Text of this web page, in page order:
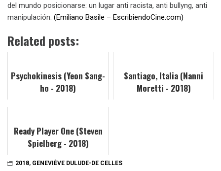
del mundo posicionarse: un lugar anti racista, anti bullyng, anti
manipulación. (Emiliano Basile – EscribiendoCine.com)
Related posts:
Psychokinesis (Yeon Sang-
ho - 2018)
Santiago, Italia (Nanni
Moretti - 2018)
Ready Player One (Steven
Spielberg - 2018)
2018, GENEVIÈVE DULUDE-DE CELLES